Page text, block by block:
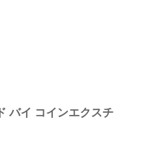
バイ コインエクスチ